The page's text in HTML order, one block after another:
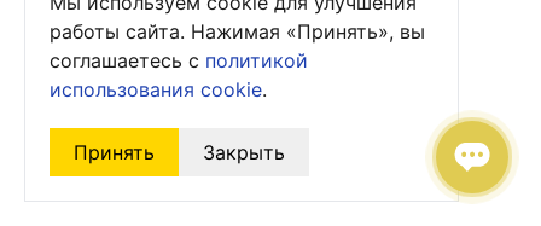
работы сайта. Нажимая «Принять», вы
соглашаетесь с политикой
использования cookie.
Принять Закрыть